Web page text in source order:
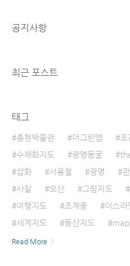
군, 양양군에 인접해 있습니다. 서쪽으로
시입니다~ 속초시 해안가를 따라서 이어..
공지사항
최근 포스트
태그
충현박물관 더그린맵 조
수채화지도
광명동굴
삽화
서용철 광명
사찰
오산 그림지도
여행지도
조계종 이스라
세계지도
등산지도 map
Read More